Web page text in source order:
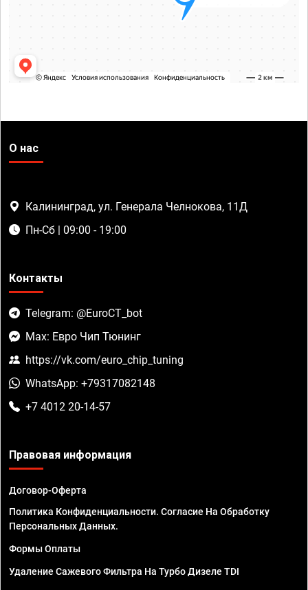
О нас
Калининград, ул. Генерала Челнокова, 11Д
Пн-Сб | 09:00 - 19:00
Контакты
Telegram: @EuroCT_bot
Max: Евро Чип Тюнинг
https://vk.com/euro_chip_tuning
WhatsApp: +79317082148
+7 4012 20-14-57
Правовая информация
Договор-Оферта
Политика Конфиденциальности. Согласие На Обработку
Персональных Данных.
Формы Оплаты
Удаление Сажевого Фильтра На Турбо Дизеле TDI